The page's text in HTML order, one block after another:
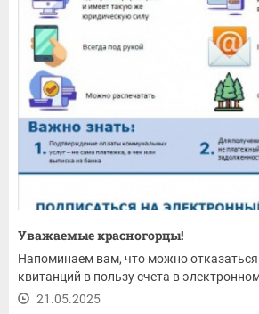
Уважаемые красногорцы!
Напоминаем вам, что можно
квитанций в пользу счета в
21.05.2025